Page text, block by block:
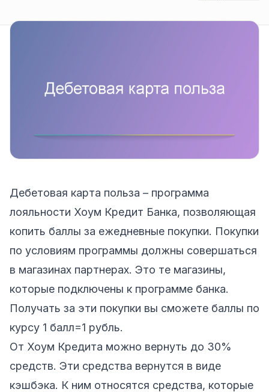
Дебетовая карта польза – программа
лояльности Хоум Кредит Банка, позволяющая
копить баллы за ежедневные покупки. Покупки
по условиям программы должны совершаться
в магазинах партнерах. Это те магазины,
которые подключены к программе банка.
Получать за эти покупки вы сможете баллы по
курсу 1 балл=1 рубль.
От Хоум Кредита можно вернуть до 30%
средств. Эти средства вернутся в виде
кэшбэка. К ним относятся средства, которые